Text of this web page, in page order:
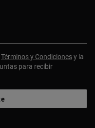
Términos y Condicionesy la
para recibir